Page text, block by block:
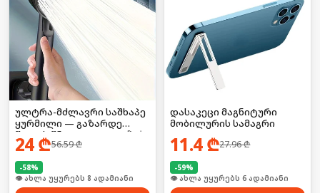
ულტრა-მძლავრი საშხაპე
ყურმილი — გაზარდე
წყლის წნევა 300%-ით! 🚀💧
24₾56.59₾
-58%
🛒 ბოლო 24სთ-ში იყიდა 11-მა
დასაკეცი მაგნიტური
მობილურის სამაგრი
11.4₾27.96₾
-59%
🛒 ბოლო 24სთ-ში იყიდა 13-მა